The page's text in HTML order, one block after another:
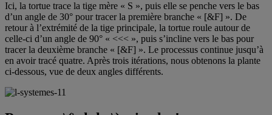
Ici, la tortue trace la tige mère « S », puis elle se penche vers le bas
d’un angle de 30° pour tracer la première branche « [&F] ». De
retour à l’extrémité de la tige principale, la tortue roule autour de
celle-ci d’un angle de 90° « <<< », puis s’incline vers le bas pour
tracer la deuxième branche « [&F] ». Le processus continue jusqu’à
en avoir tracé quatre. Après trois itérations, nous obtenons la plante
ci-dessous, vue de deux angles différents.